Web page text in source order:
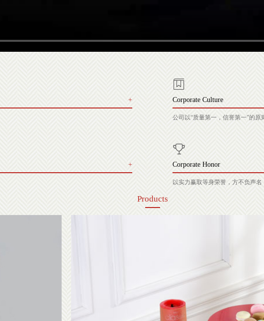
+ Corporate Culture
公司以“质量第一，信誉第一”的
+ Corporate Honor
以实力赢取等身荣誉，方不负声名
Products